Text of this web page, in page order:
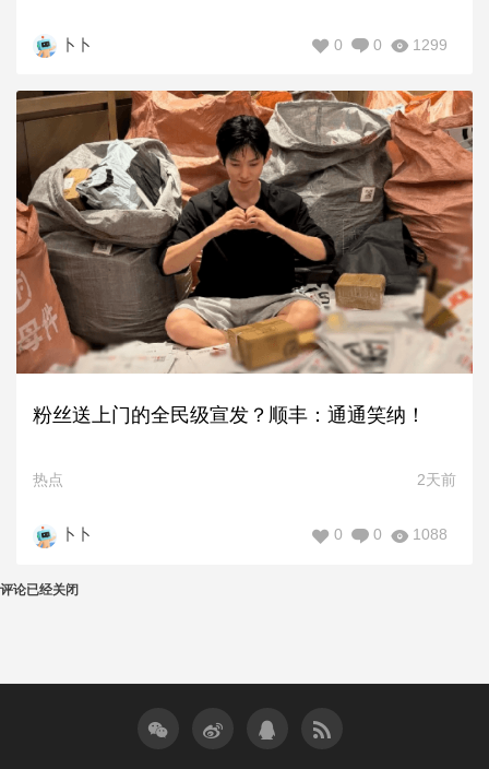
卜卜 1299
0
0
粉丝送上门的全民级宣发？顺丰：通通笑纳！
热点 2天前
卜卜 1088
0
0
评论已经关闭